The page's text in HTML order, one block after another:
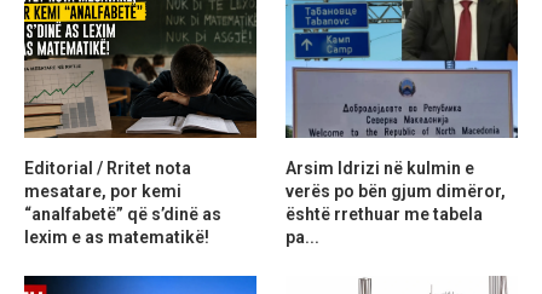
Editorial / Rritet nota
mesatare, por kemi
“analfabetë” që s’dinë as
lexim e as matematikë!
Arsim Idrizi në kulmin e
verës po bën gjum dimëror,
është rrethuar me tabela
pa...